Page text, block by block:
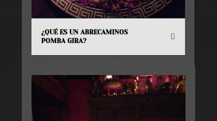
¿QUÉ ES UN ABRECAMINOS
POMBA GIRA?